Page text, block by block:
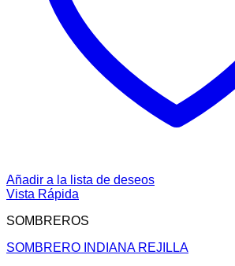
Añadir a la lista de deseos
Vista Rápida
SOMBREROS
SOMBRERO INDIANA REJILLA